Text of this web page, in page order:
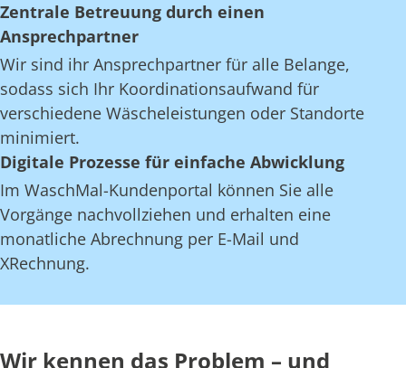
Zentrale Betreuung durch einen
Ansprechpartner
Wir sind ihr Ansprechpartner für alle Belange,
sodass sich Ihr Koordinationsaufwand für
verschiedene Wäscheleistungen oder Standorte
minimiert.
Digitale Prozesse für einfache Abwicklung
Im WaschMal-Kundenportal können Sie alle
Vorgänge nachvollziehen und erhalten eine
monatliche Abrechnung per E-Mail und
XRechnung.
Wir kennen das Problem – und